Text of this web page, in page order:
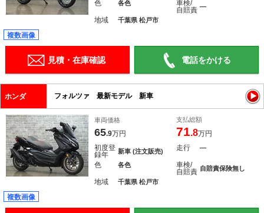
色 各色
車検/
自賠責 ―
地域 千葉県 松戸市
複数画像
見積・在庫確認 電話をかける
ホンダ フォルツァ 最新モデル 新車
車両価格
65.9万円
支払総額
71.8万円
初度登
録年
新車 (注文販売) 走行 ―
色 各色
車検/
自賠責 自賠責保険無し
地域 千葉県 松戸市
複数画像